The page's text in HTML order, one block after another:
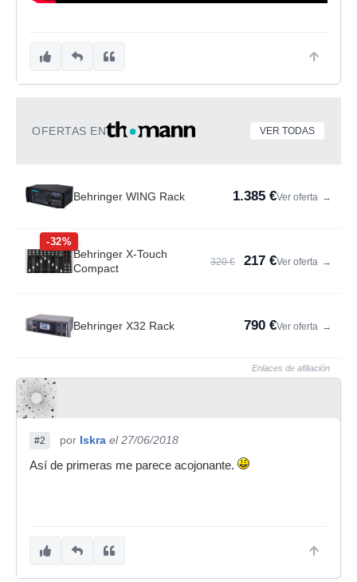
OFERTAS EN VER TODAS
Behringer WING Rack 1.385 €Ver oferta →
-32%
Behringer X-Touch
Compact
320 € 217 €Ver oferta →
Behringer X32 Rack 790 €Ver oferta →
Enlaces de afiliación
#2 por Iskra el 27/06/2018
Así de primeras me parece acojonante.